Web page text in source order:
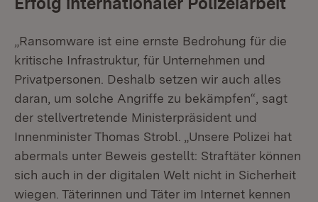
„Ransomware ist eine ernste Bedrohung für die
kritische Infrastruktur, für Unternehmen und
Privatpersonen. Deshalb setzen wir auch alles
daran, um solche Angriffe zu bekämpfen“, sagt
der stellvertretende Ministerpräsident und
Innenminister Thomas Strobl. „Unsere Polizei hat
abermals unter Beweis gestellt: Straftäter können
sich auch in der digitalen Welt nicht in Sicherheit
wiegen. Täterinnen und Täter im Internet kennen